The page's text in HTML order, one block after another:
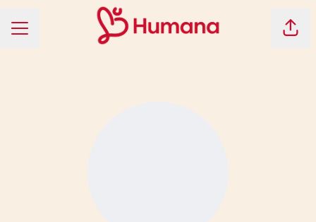
KARRIÄRMENY Dela